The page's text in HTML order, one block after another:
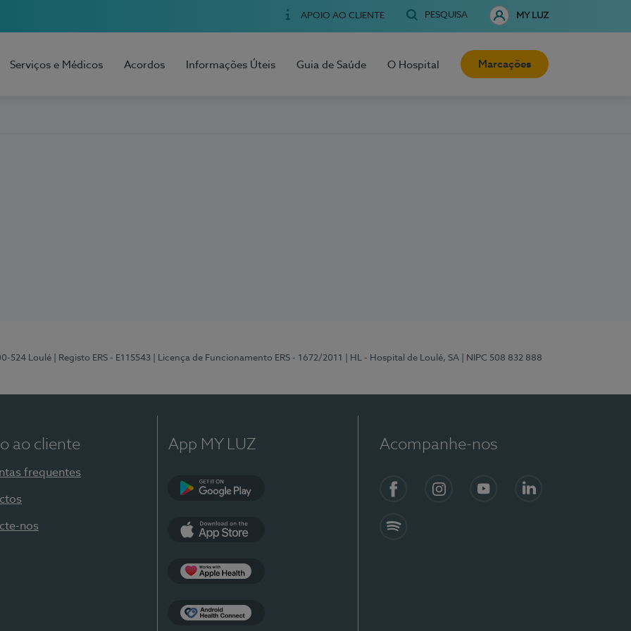
APOIO AO CLIENTE PESQUISA MY LUZ
Serviços e Médicos Acordos Informações Úteis Guia de Saúde O Hospital Marcações
524 Loulé | Registo ERS - E115543 | Licença de Funcionamento ERS - 1672/2011 | HL - Hospital de Loulé, SA | NIPC 508 832 888
ao cliente
frequentes
nos
App MY LUZ Acompanhe-nos